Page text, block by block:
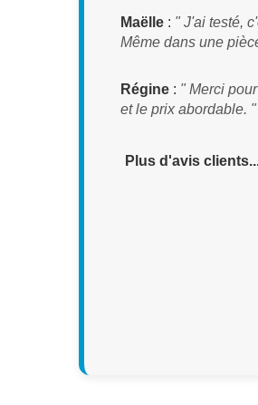
Maëlle : " J'ai testé,
Même dans une
Régine : " Merci
et le prix abordable. "
Plus d'avis